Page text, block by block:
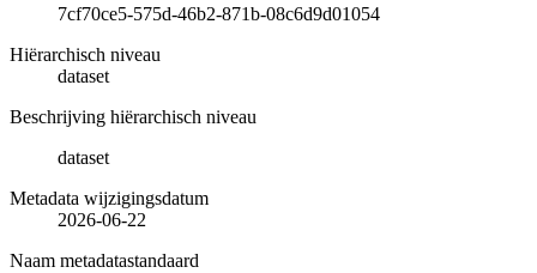
7cf70ce5-575d-46b2-871b-08c6d9d01054
Hiërarchisch niveau
dataset
Beschrijving hiërarchisch niveau
dataset
Metadata wijzigingsdatum
2026-06-22
Naam metadatastandaard